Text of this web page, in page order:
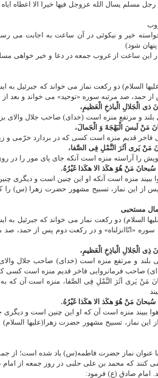
مسلم یسال الله عزوجل فیها خیرا الا اعطاه ایاه
خیر و نیکوئی در آن ساعت به اجابت می
شود)
این ساعت از غروب جمعه در دعا و خیر خواهی
السلام) دو رکعت نماز می خواند که جبرئیل به
از حمد، صد مرتبه سوره «توحید» می خواند و بعد از
الْجَلالِ الْباذخِ الْعَظیمِ،
و مرتفع منزه است (خدای) صاحب جلال والای
مَنْ لَبسَ الْبَهْجَةَ وَ الْجَمالَ،
قدیم منزه است کسی که در بردارد خرّمی و
مَنْ یَری اَثَرَ النَّمْلِ فِی الصَّفا،
را آراسته منزه است آنکه جای پای مور را در
مَنْ هُوَ هکَذ الا هکَذا غَیْرُهُ.
ببیند منزه است آنکه او این چنین است و دیگری
از این نماز، تسبیح مشهور حضرت زهرا (س) را
مستحبی
السلام) دو رکعت نماز می خواند که جبرئیل به
«انّاانزلناه» و در رکعت دوم پس از حمد، صد
الْجَلالِ الْباذِخِ الْعَظیمِ،
و مرتفع منزه است (خدای) صاحب جلال والای
صاحب فرمانروایی فاخر قدیم منزه است کسی که
مَنْ یَری اَثَرَ النَّمْلِ فِی الصَّفا، منزه است آن که
مَنْ هُوَ هکَذ الا هکَذا غَیْرُهُ.
ببیند منزه است آن که او این چنین است و
نماز، تسبیح مشهور حضرت زهرا(علیها
با عنوان نماز حضرت فاطمه(س) یاد شده است؛ از
که محمد بن علی حلبی در روز جمعه از
امام صادق (ع) فرمود: